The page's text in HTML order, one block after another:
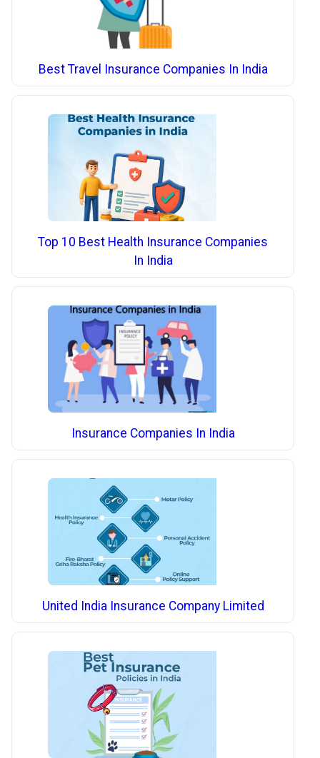
Best Travel Insurance Companies In India
Top 10 Best Health Insurance Companies
In India
Insurance Companies In India
United India Insurance Company Limited